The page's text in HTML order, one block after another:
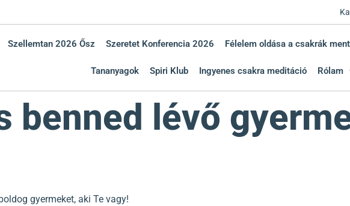
Szellemtan 2026 Ősz Szeretet Konferencia 2026 Félelem oldása a csakrák
Tananyagok Spiri Klub Ingyenes csakra meditáció Rólam
benned lévő
gyermeket, aki Te vagy!